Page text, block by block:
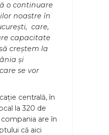
o continuare
noastre în
care,
capacitate
creștem la
și
se vor
centrală, în
la 320 de
are în
că aici